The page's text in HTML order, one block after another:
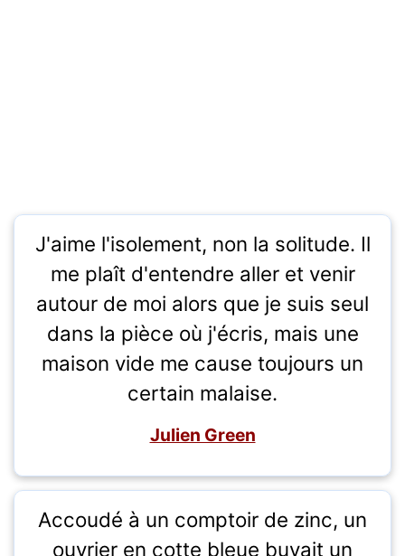
J'aime l'isolement, non la solitude. Il
me plaît d'entendre aller et venir
autour de moi alors que je suis seul
dans la pièce où j'écris, mais une
maison vide me cause toujours un
certain malaise.
Julien Green
Accoudé à un comptoir de zinc, un
ouvrier en cotte bleue buvait un